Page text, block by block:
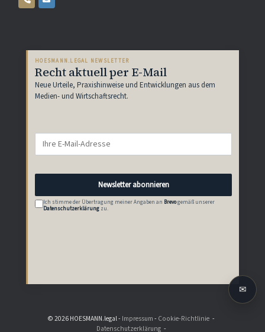
HOESMANN.LEGAL NEWSLETTER
Recht aktuell per E-Mail
Neue Urteile, Praxishinweise und Entwicklungen aus dem
Medien- und Wirtschaftsrecht.
Newsletter abonnieren
Ich stimme der Übertragung meiner Angaben an Brevogemäß unserer
Datenschutzerklärung zu.
© 2026 HOESMANN.legal - Impressum- Cookie-Richtlinie
Datenschutzerklärung
✉